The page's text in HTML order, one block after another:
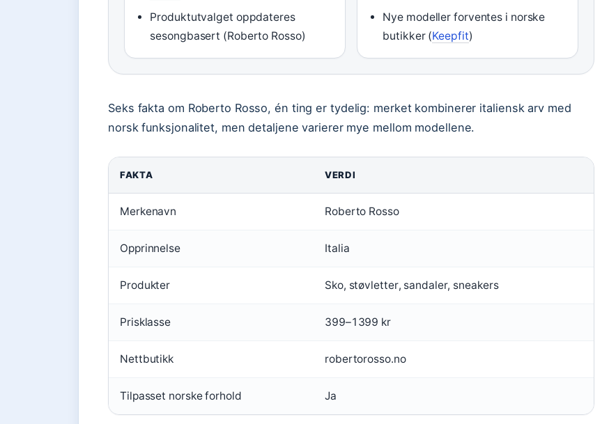
Produktutvalget oppdateres
sesongbasert (Roberto Rosso)
Nye modeller forventes i norske
butikker (Keepfit)
Seks fakta om Roberto Rosso, én ting er tydelig: merket kombinerer italiensk arv med
norsk funksjonalitet, men detaljene varierer mye mellom modellene.
FAKTA VERDI
Merkenavn Roberto Rosso
Opprinnelse Italia
Produkter Sko, støvletter, sandaler, sneakers
Prisklasse 399–1399 kr
Nettbutikk robertorosso.no
Tilpasset norske forhold Ja